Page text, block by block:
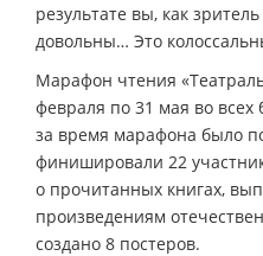
результате вы, как
довольны… Это
Марафон чтения
февраля по 31 мая во всех
за время марафона было
финишировали 22
о прочитанных книгах,
произведениям
создано 8 постеров.